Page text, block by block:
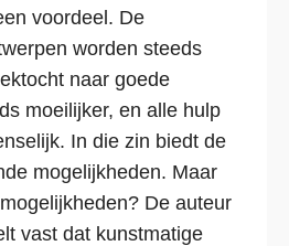
voordeel. De
worden steeds
naar goede
moeilijker, en alle hulp
In die zin biedt de
mogelijkheden. Maar
De auteur
vast dat kunstmatige